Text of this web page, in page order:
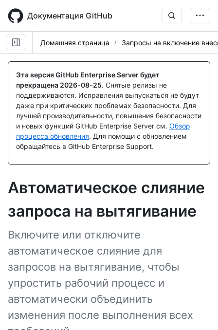
main
content
Документация GitHub
Домашняя страница Запросы на включение
Эта версия GitHub Enterprise Server будет
прекращена 2026-08-25. Снятые релизы не
поддерживаются. Исправления выпускаться не будут
даже при критических проблемах безопасности. Для
лучшей производительности, повышения безопасности
и новых функций GitHub Enterprise Server см. Обзор
процесса обновления. Для помощи с обновлением
обращайтесь в GitHub Enterprise Support.
Автоматическое слияние
запроса на вытягивание
Включите или отключите
автоматическое слияние для
запросов на вытягивание, чтобы
упростить рабочий процесс и
автоматически объединить
изменения после выполнения всех